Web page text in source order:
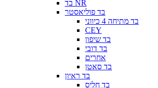
בד NR
בד פוליאסטר
בד מתיחה 4 כיווני
CEY
בד שיפון
בד דובי
אחרים
בד סאטן
בד ראיון
בד חליס